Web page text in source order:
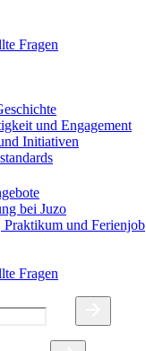
Fragen
und Engagement
Initiativen
bei Juzo
Praktikum und Ferienjob
Fragen